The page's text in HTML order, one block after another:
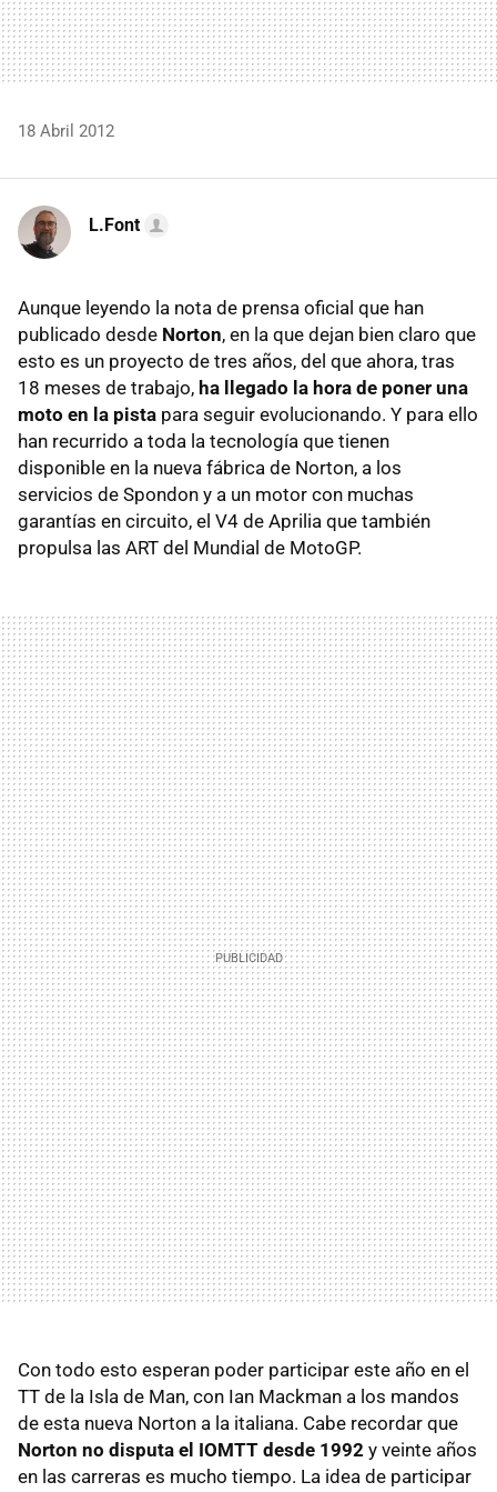
18 Abril 2012
L.Font
Aunque leyendo la nota de prensa oficial que han
publicado desde Norton, en la que dejan bien claro que
esto es un proyecto de tres años, del que ahora, tras
18 meses de trabajo, ha llegado la hora de poner una
moto en la pista para seguir evolucionando. Y para ello
han recurrido a toda la tecnología que tienen
disponible en la nueva fábrica de Norton, a los
servicios de Spondon y a un motor con muchas
garantías en circuito, el V4 de Aprilia que también
propulsa las ART del Mundial de MotoGP.
Con todo esto esperan poder participar este año en el
TT de la Isla de Man, con Ian Mackman a los mandos
de esta nueva Norton a la italiana. Cabe recordar que
Norton no disputa el IOMTT desde 1992 y veinte años
en las carreras es mucho tiempo. La idea de participar